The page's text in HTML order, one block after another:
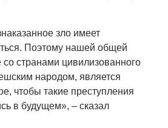
зло имеет
Поэтому нашей общей
странами цивилизованного
народом, является
чтобы такие преступления
в будущем», – сказал